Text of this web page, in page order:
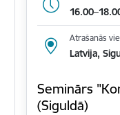
Atrašanās
Latvija,
Seminārs
(Siguldā)